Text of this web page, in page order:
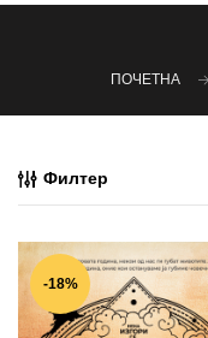
ПОЧЕТНА
Филтер
-18%